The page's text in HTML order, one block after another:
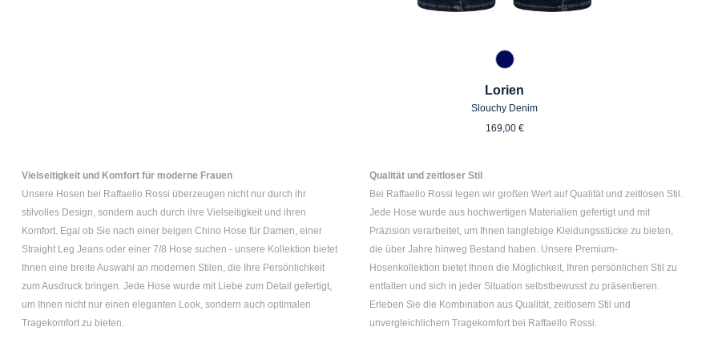
875 Dunkelblau
Lorien
Slouchy Denim
Regulärer Preis:
169,00 €
Vielseitigkeit und Komfort für moderne Frauen
Unsere Hosen bei Raffaello Rossi überzeugen nicht nur durch ihr
stilvolles Design, sondern auch durch ihre Vielseitigkeit und ihren
Komfort. Egal ob Sie nach einer beigen Chino Hose für Damen, einer
Straight Leg Jeansoder einer 7/8 Hose suchen - unsere Kollektion bietet
Ihnen eine breite Auswahl an modernen Stilen, die Ihre Persönlichkeit
zum Ausdruck bringen. Jede Hose wurde mit Liebe zum Detail gefertigt,
um Ihnen nicht nur einen eleganten Look, sondern auch optimalen
Tragekomfort zu bieten.
Qualität und zeitloser Stil
Bei Raffaello Rossi legen wir großen Wert auf Qualität und zeitlosen Stil.
Jede Hose wurde aus hochwertigen Materialien gefertigt und mit
Präzision verarbeitet, um Ihnen langlebige Kleidungsstücke zu bieten,
die über Jahre hinweg Bestand haben. Unsere Premium-
Hosenkollektion bietet Ihnen die Möglichkeit, Ihren persönlichen Stil zu
entfalten und sich in jeder Situation selbstbewusst zu präsentieren.
Erleben Sie die Kombination aus Qualität, zeitlosem Stil und
unvergleichlichem Tragekomfort bei Raffaello Rossi.